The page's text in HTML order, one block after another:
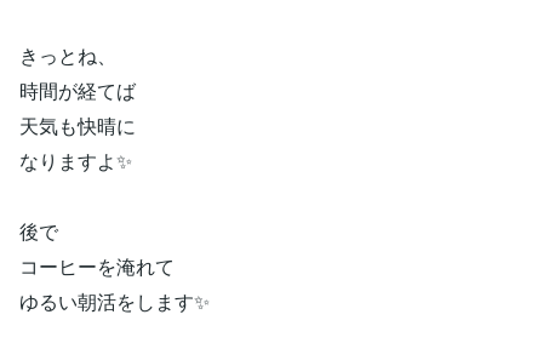
きっとね、
時間が経てば
天気も快晴に
なりますよ✨
後で
コーヒーを淹れて
ゆるい朝活をします✨